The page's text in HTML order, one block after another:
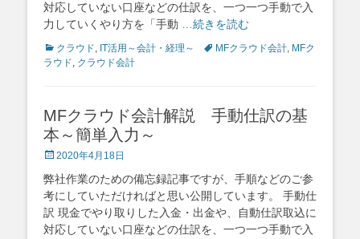
対応していない口座などの仕訳を、一つ一つ手動で入
力していくやり方を「手動
…続きを読む
Categories
クラウド, IT活用～会計・経理～ TagsMFクラウド会計, MFク
ラウド, クラウド会計
MFクラウド会計解説 手動仕訳の基
本～簡単入力～
Posted
2020年4月18日
弊社作業のための備忘録記事ですが、手順などのご参
考にしていただければと思い公開しています。 手動仕
訳 現金でやり取りした入金・出金や、自動仕訳取込に
対応していない口座などの仕訳を、一つ一つ手動で入